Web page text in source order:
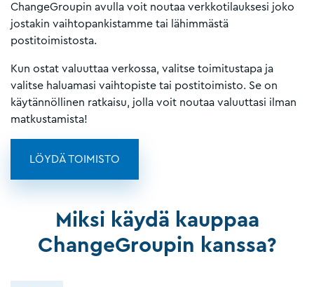
ChangeGroupin avulla voit noutaa verkkotilauksesi joko
jostakin vaihtopankistamme tai lähimmästä
postitoimistosta.
Kun ostat valuuttaa verkossa, valitse toimitustapa ja
valitse haluamasi vaihtopiste tai postitoimisto. Se on
käytännöllinen ratkaisu, jolla voit noutaa valuuttasi ilman
matkustamista!
LÖYDÄ TOIMISTO
Miksi käydä kauppaa
ChangeGroupin kanssa?